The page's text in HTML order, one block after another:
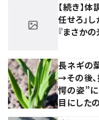
【続き】
任せろ」
『まさか
長ネギの
→その後
愕の姿”に
目にした